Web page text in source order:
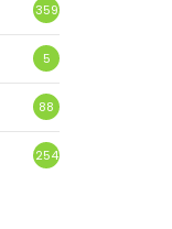
359
5
88
254